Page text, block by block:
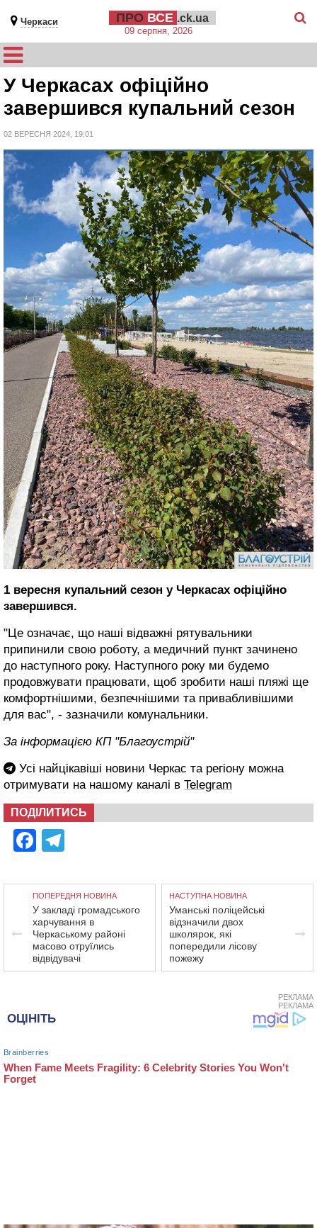
Черкаси ПРО ВСЕ .ck.ua
09 серпня, 2026
У Черкасах офіційно
завершився купальний сезон
02 ВЕРЕСНЯ 2024, 19:01
1 вересня купальний сезон у Черкасах офіційно
завершився.
"Це означає, що наші відважні рятувальники
припинили свою роботу, а медичний пункт зачинено
до наступного року. Наступного року ми будемо
продовжувати працювати, щоб зробити наші пляжі ще
комфортнішими, безпечнішими та привабливішими
для вас", - зазначили комунальники.
За інформацією КП "Благоустрій"
Усі найцікавіші новини Черкас та регіону можна
отримувати на нашому каналі в Telegram
ПОДІЛИТИСЬ
Facebook
ПОПЕРЕДНЯ НОВИНА
У закладі громадського
харчування в
Черкаському районі
масово отруїлись
відвідувачі
НАСТУПНА НОВИНА
Уманські поліцейські
відзначили двох
школярок, які
попередили лісову
пожежу
РЕКЛАМА
РЕКЛАМА